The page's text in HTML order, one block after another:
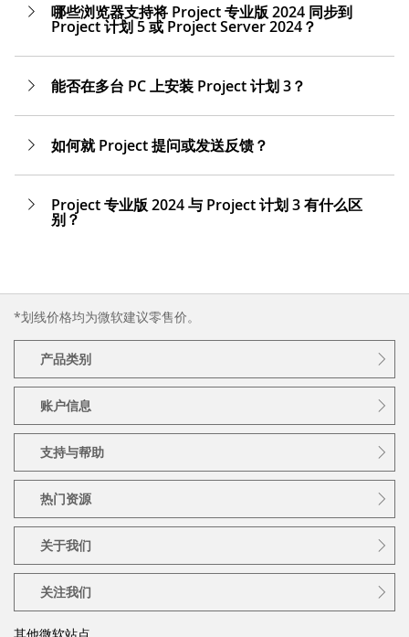
哪些浏览器支持将 Project 专业版 2024 同步到
Project 计划 5 或 Project Server 2024？
能否在多台 PC 上安装 Project 计划 3？
如何就 Project 提问或发送反馈？
Project 专业版 2024 与 Project 计划 3 有什么区
别？
*划线价格均为微软建议零售价。
产品类别
账户信息
支持与帮助
热门资源
关于我们
关注我们